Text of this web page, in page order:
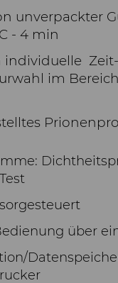
unverpackter
- 4 min
individuelle
im
über